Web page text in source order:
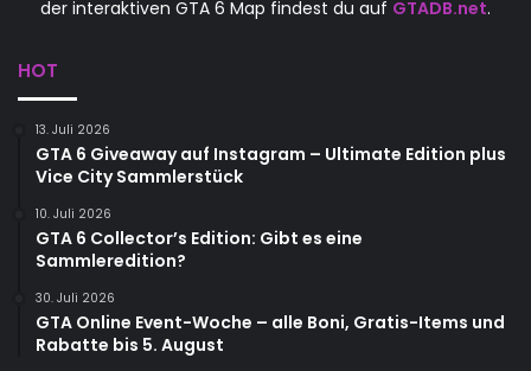
der interaktiven GTA 6 Map findest du auf GTADB.net.
HOT
13. Juli 2026
GTA 6 Giveaway auf Instagram – Ultimate Edition plus
Vice City Sammlerstück
10. Juli 2026
GTA 6 Collector’s Edition: Gibt es eine
Sammleredition?
30. Juli 2026
GTA Online Event-Woche – alle Boni, Gratis-Items und
Rabatte bis 5. August